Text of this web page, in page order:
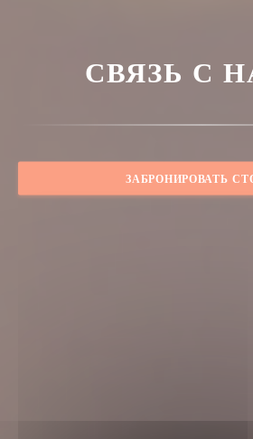
СВЯЗЬ С
ЗАБРОНИРОВАТЬ